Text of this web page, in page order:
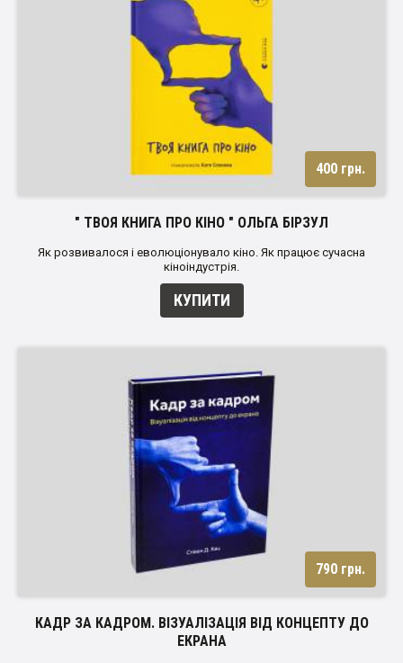
400 грн.
" ТВОЯ КНИГА ПРО КІНО " ОЛЬГА БІРЗУЛ
Як розвивалося і еволюціонувало кіно. Як працює сучасна
кіноіндустрія.
КУПИТИ
790 грн.
КАДР ЗА КАДРОМ. ВІЗУАЛІЗАЦІЯ ВІД КОНЦЕПТУ ДО
ЕКРАНА